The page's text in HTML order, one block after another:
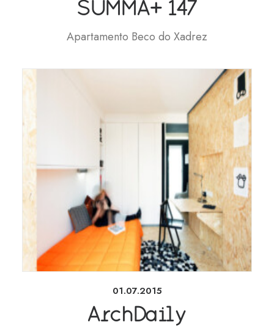
SUMMA+ 147
Apartamento Beco do Xadrez
01.07.2015
ArchDaily